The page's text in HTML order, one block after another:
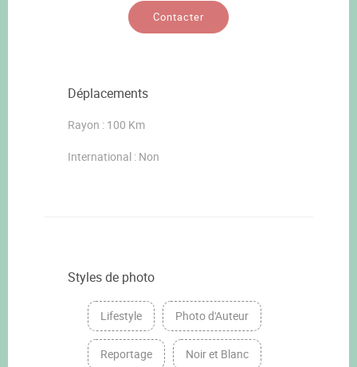
Contacter
Déplacements
Rayon : 100 Km
International : Non
Styles de photo
Lifestyle Photo d'Auteur
Reportage Noir et Blanc